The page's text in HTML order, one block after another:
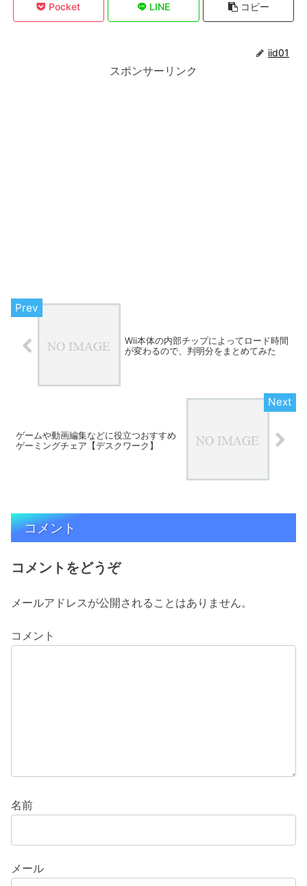
Pocket LINE コピー
iid01
スポンサーリンク
Wii本体の内部チップによってロード時間
が変わるので、判明分をまとめてみた
ゲームや動画編集などに役立つおすすめ
ゲーミングチェア【デスクワーク】
コメント
コメントをどうぞ
メールアドレスが公開されることはありません。
コメント
名前
メール